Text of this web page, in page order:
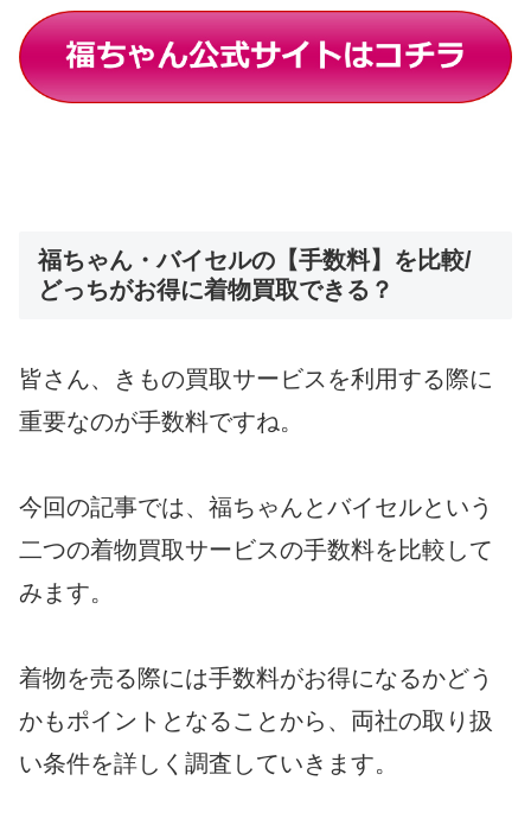
福ちゃん・バイセルの【手数料】を比較/
どっちがお得に着物買取できる？
皆さん、きもの買取サービスを利用する際に
重要なのが手数料ですね。
今回の記事では、福ちゃんとバイセルという
二つの着物買取サービスの手数料を比較して
みます。
着物を売る際には手数料がお得になるかどう
かもポイントとなることから、両社の取り扱
い条件を詳しく調査していきます。